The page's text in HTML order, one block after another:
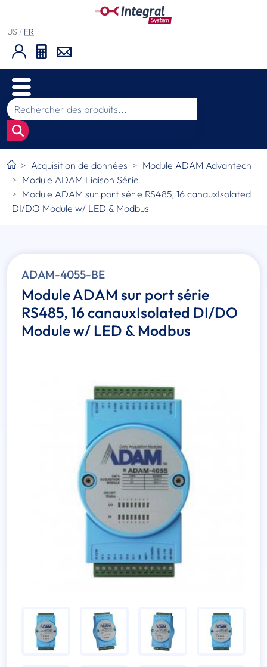
US / FR
Acquisition de données
Module ADAM Advantech
Module ADAM Liaison Série
Module ADAM sur port série RS485, 16 canauxIsolated
DI/DO Module w/ LED & Modbus
ADAM-4055-BE
Module ADAM sur port série
RS485, 16 canauxIsolated DI/DO
Module w/ LED & Modbus